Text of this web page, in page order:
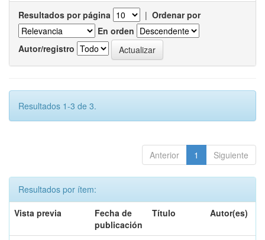
Resultados por página | Ordenar por
En orden
Autor/registro
Resultados 1-3 de 3.
Anterior 1 Siguiente
Resultados por ítem:
Vista previa
Fecha de
publicación
Título Autor(es)